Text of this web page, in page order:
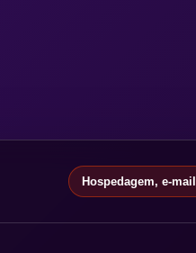
Hospedagem, e-